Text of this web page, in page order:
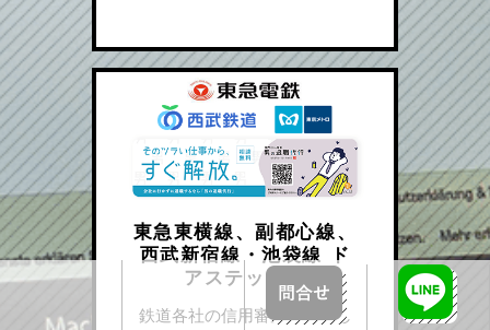
東急東横線、副都心線、
西武新宿線・池袋線 ド
アステッカー
鉄道各社の信用審査を通過し